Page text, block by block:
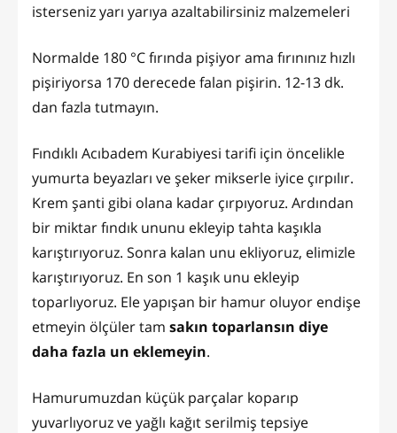
isterseniz yarı yarıya azaltabilirsiniz malzemeleri
Normalde 180 °C fırında pişiyor ama fırınınız hızlı
pişiriyorsa 170 derecede falan pişirin. 12-13 dk.
dan fazla tutmayın.
Fındıklı Acıbadem Kurabiyesi tarifi için öncelikle
yumurta beyazları ve şeker mikserle iyice çırpılır.
Krem şanti gibi olana kadar çırpıyoruz. Ardından
bir miktar fındık ununu ekleyip tahta kaşıkla
karıştırıyoruz. Sonra kalan unu ekliyoruz, elimizle
karıştırıyoruz. En son 1 kaşık unu ekleyip
toparlıyoruz. Ele yapışan bir hamur oluyor endişe
etmeyin ölçüler tam sakın toparlansın diye
daha fazla un eklemeyin.
Hamurumuzdan küçük parçalar koparıp
yuvarlıyoruz ve yağlı kağıt serilmiş tepsiye